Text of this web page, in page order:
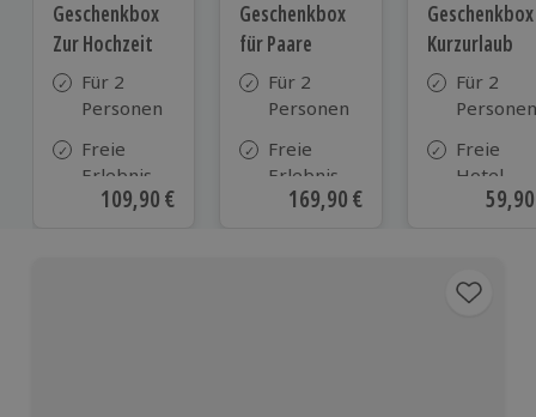
Geschenkbox
Zur Hochzeit
Für 2
Personen
Freie
Erlebnis-
Auswahl
Aktueller Preis
109,90 €
Geschenkbox
für Paare
Für 2
Personen
Freie
Erlebnis-
Auswahl
Aktueller Preis
169,90 €
Geschenkbox
Kurzurlaub
Für 2
Personen
Freie
Hotel-
Auswahl